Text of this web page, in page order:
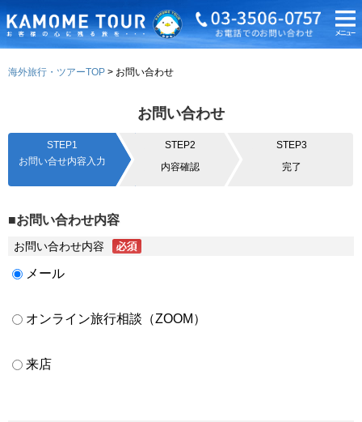
海外旅行・ツアーTOP お問い合わせ
お問い合わせ
STEP1
お問い合せ内容入力
STEP2
内容確認
STEP3
完了
■お問い合わせ内容
お問い合わせ内容
メール
オンライン旅行相談（ZOOM）
来店